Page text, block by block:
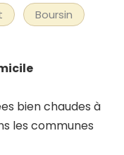
Boursin
bien chaudes à
les communes